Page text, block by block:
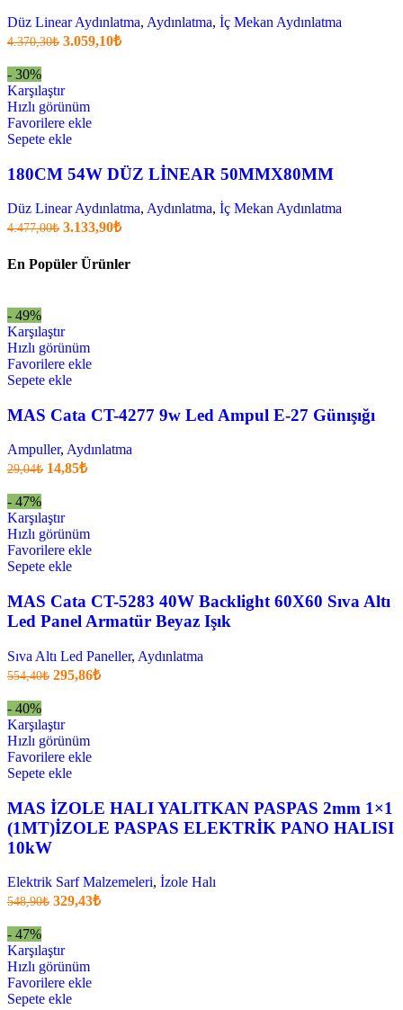
Düz Linear Aydınlatma, Aydınlatma, İç Mekan Aydınlatma
4.370,30₺ Orijinal
3.059,10₺Şu
- 30%
Karşılaştır
Hızlı görünüm
Favorilere ekle
Sepete ekle
180CM 54W DÜZ LİNEAR 50MMX80MM
Düz Linear Aydınlatma, Aydınlatma, İç Mekan Aydınlatma
4.477,00₺ Orijinal
4.477,00₺.
3.133,90₺Şu
En Popüler Ürünler
- 49%
Karşılaştır
Hızlı görünüm
Favorilere ekle
Sepete ekle
MAS Cata CT-4277 9w Led Ampul E-27 Günışığı
Ampuller, Aydınlatma
29,04₺ Orijinal
14,85₺Şu
.
- 47%
Karşılaştır
Hızlı görünüm
Favorilere ekle
Sepete ekle
MAS Cata CT-5283 40W Backlight 60X60 Sıva Altı
Led Panel Armatür Beyaz Işık
Sıva Altı Led Paneller, Aydınlatma
554,40₺ Orijinal
295,86₺Şu
- 40%
Karşılaştır
Hızlı görünüm
Favorilere ekle
Sepete ekle
MAS İZOLE HALI YALITKAN PASPAS 2mm 1×1
(1MT)İZOLE PASPAS ELEKTRİK PANO HALISI
10kW
Elektrik Sarf Malzemeleri, İzole Halı
548,90₺ Orijinal
329,43₺Şu
- 47%
Karşılaştır
Hızlı görünüm
Favorilere ekle
Sepete ekle